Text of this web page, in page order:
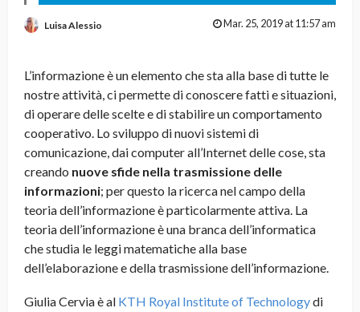
Luisa Alessio Mar. 25, 2019 at 11:57 am
L’informazione è un elemento che sta alla base di tutte le
nostre attività, ci permette di conoscere fatti e situazioni,
di operare delle scelte e di stabilire un comportamento
cooperativo. Lo sviluppo di nuovi sistemi di
comunicazione, dai computer all’Internet delle cose, sta
creando nuove sfide nella trasmissione delle
informazioni; per questo la ricerca nel campo della
teoria dell’informazione è particolarmente attiva. La
teoria dell’informazione è una branca dell’informatica
che studia le leggi matematiche alla base
dell’elaborazione e della trasmissione dell’informazione.
Giulia Cervia è al KTH Royal Institute of Technologydi